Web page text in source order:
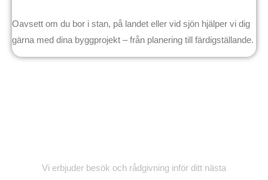
Oavsett om du bor i stan, på landet eller vid sjön hjälper vi dig
gärna med dina byggprojekt – från planering till färdigställande.
Vi erbjuder besök och rådgivning inför ditt nästa